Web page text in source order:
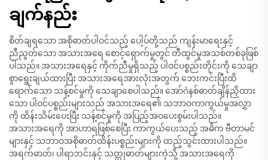
ချက်နည်း
စိတ်ချရသော အစိုဓာတ်ပါဝင်သည့် ပေါ့ပ်တို့သည် ကျန်းမာရေးနှင့်
ညီညွတ်သော အသားအရေ စောင့်ရှောက်မှုတွင် တီထွင်မှုအသစ်တစ်ခုဖြစ်
ပါသည်။ အသားအရေနှင့် ကိုက်ညီမှုရှိသည့် ပါဝင်ပစ္စည်းတိုင်းကို သေချာ
စွာရွေးချယ်ထားပြီး အသားအရေအားလုံးအတွက် ဘေးကင်းပြီးထိ
ရောက်သော သန့်စင်မှုကို သေချာစေပါသည်။ အော်ဂဲနစ်ဓာတ်ချိန်ညှိထား
သော ပါဝင်ပစ္စည်းများသည် အသားအရေ၏ သဘာဝကာကွယ်မှုအလွှာ
ကို ထိန်းသိမ်းပေးပြီး သန့်စင်မှုကို အပြည့်အဝပေးစွမ်းပါသည်။
အသားအရေကို အာဟာရဖြစ်စေပြီး ကာကွယ်ပေးသည့် အဓိက ဗီတာမင်
များနှင့် သဘာဝအစိုဓာတ်ထိန်းပစ္စည်းများကို ထည့်သွင်းထားပါသည်။
အရက်ဓာတ်၊ ပါရာဘင်းနှင့် သတ္တုဓာတ်များကဲ့သို့ အသားအရေကို